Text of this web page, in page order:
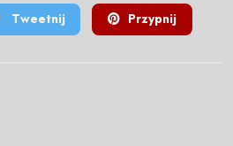
Tweetnij Przypnij